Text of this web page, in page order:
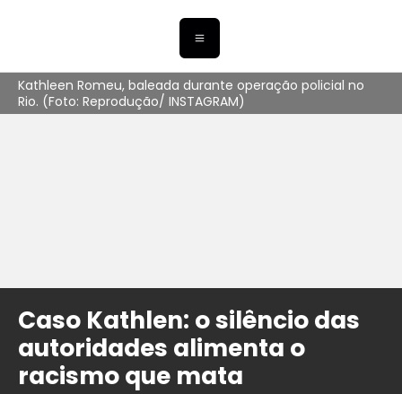
Kathleen Romeu, baleada durante operação policial no
Rio. (Foto: Reprodução/ INSTAGRAM)
Caso Kathlen: o silêncio das
autoridades alimenta o
racismo que mata